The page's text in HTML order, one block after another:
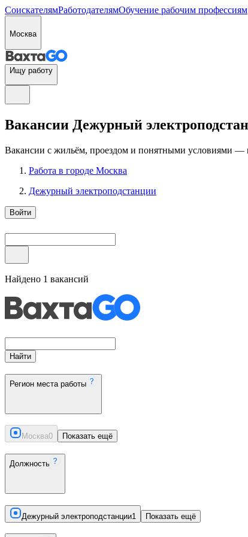
СоискателямРаботодателямОбучение рабочим профессиям
Москва
Ищу работу
Вакансии Дежурный
Вакансии с жильём, проездом и понятными условиями —
Работа в городе Москва
Дежурный электроподстанции
Войти
Найдено 1 вакансий
Найти
Регион места работы
Москва0 Показать ещё
Должность
Дежурный электроподстанции1 Показать ещё